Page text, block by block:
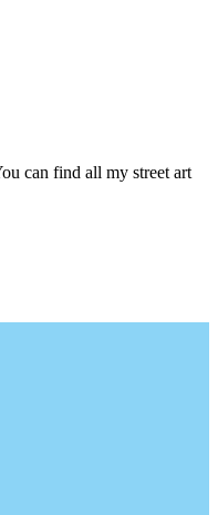
can find all my street art